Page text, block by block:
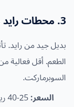
3. محطات رايد ماكس (Raid Max Bait)
بديل جيد من رايد.
الطعم. أقل فعالية
السوبرماركت.
السعر: